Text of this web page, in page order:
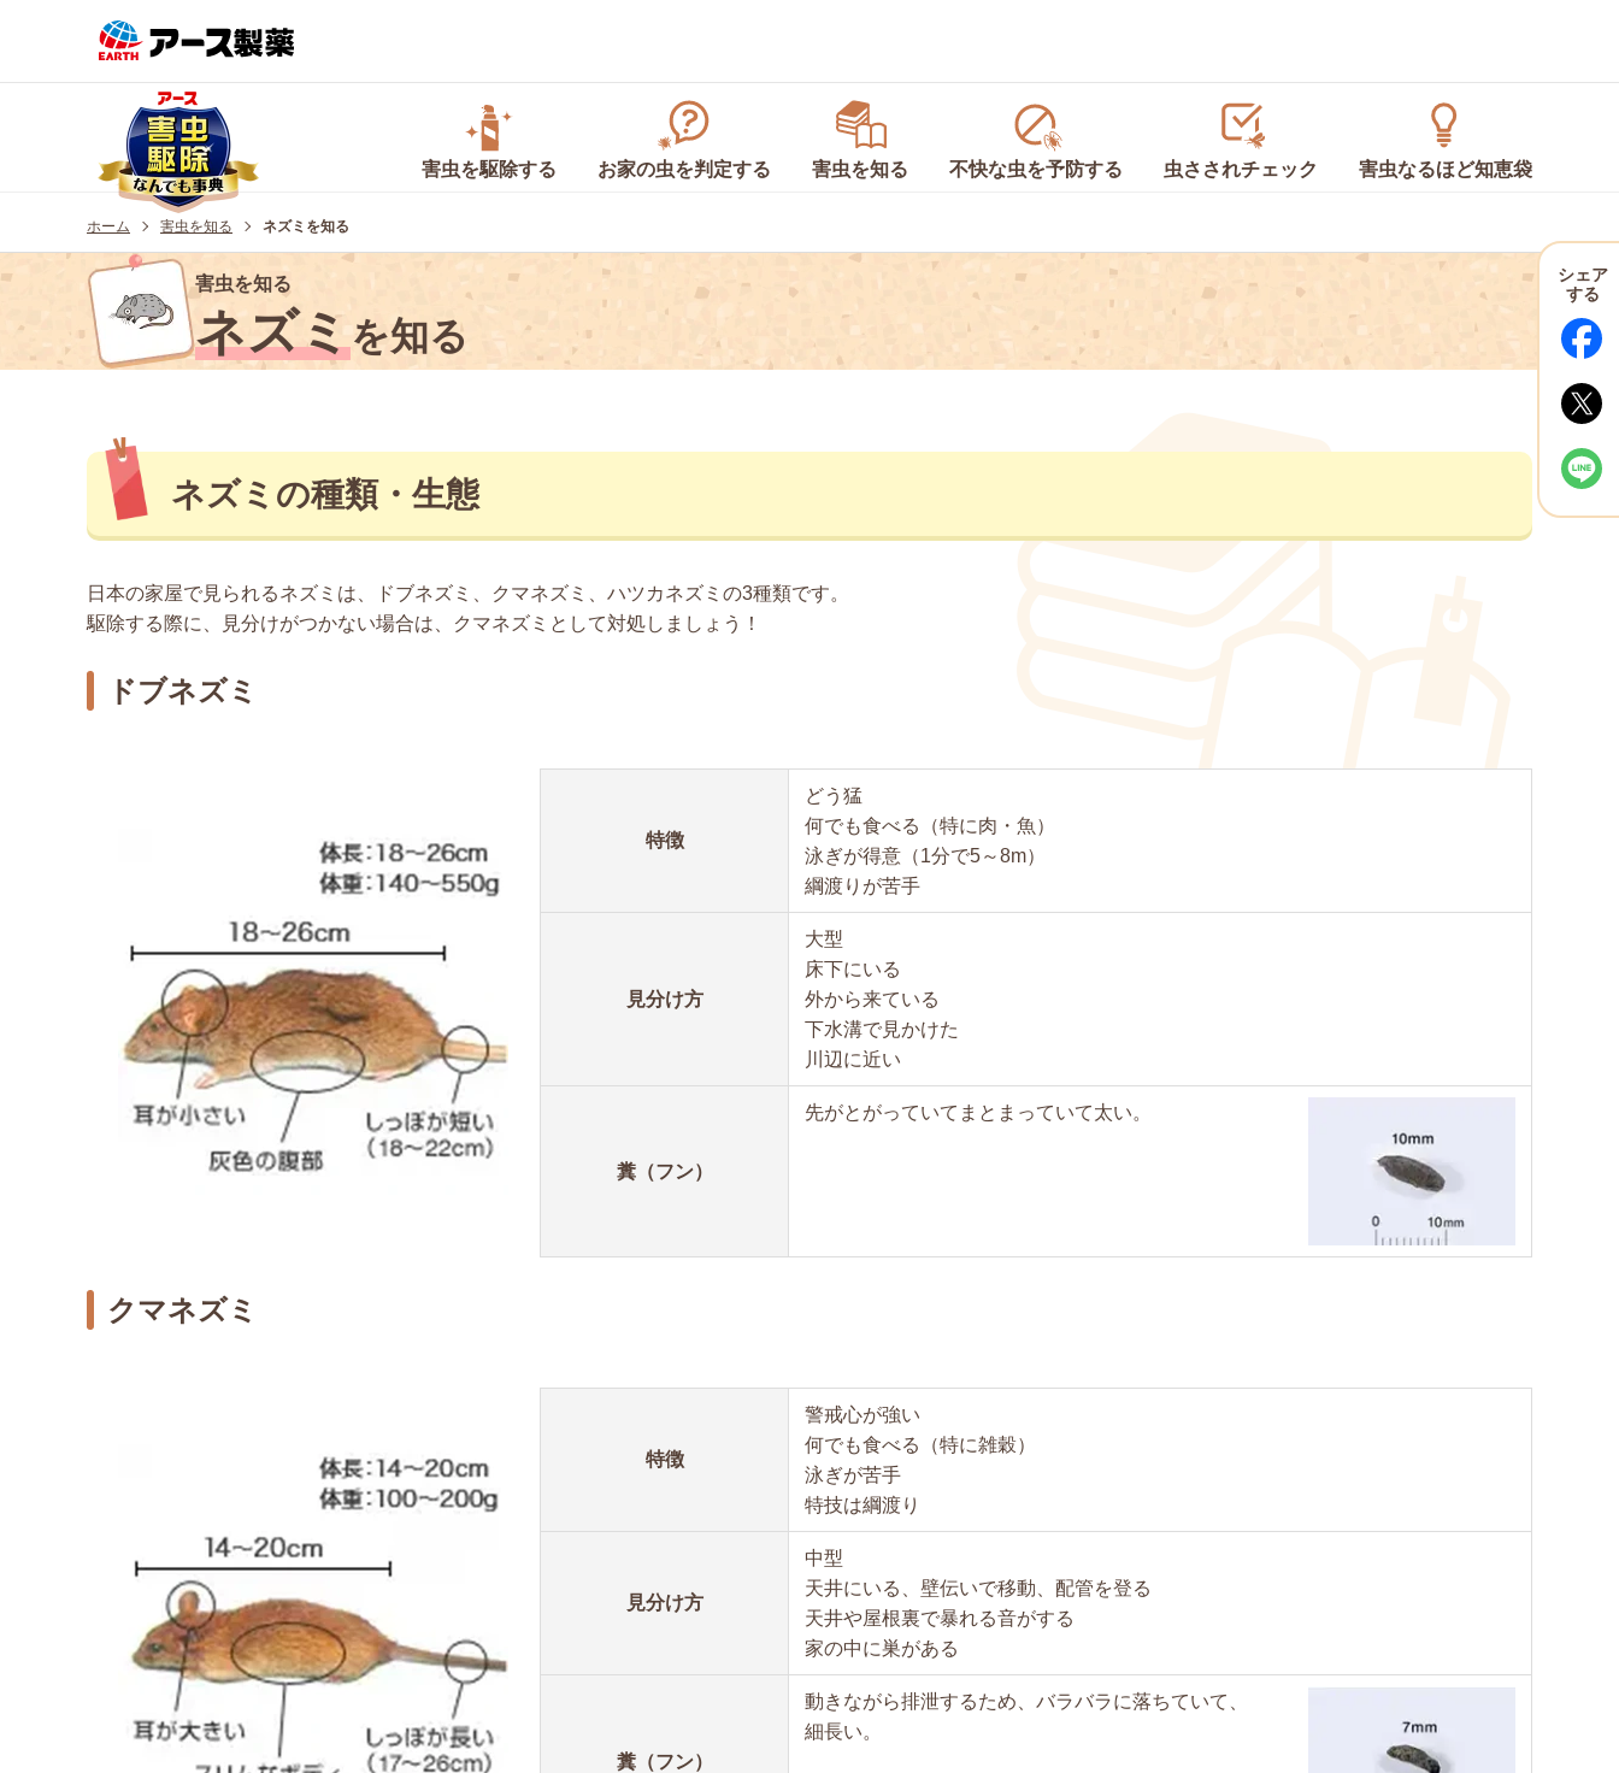
害虫を駆除する お家の虫を判定する 害虫を知る 不快な虫を予防する 虫さされチェック 害虫なるほど知恵袋
ホーム 害虫を知る ネズミを知る
害虫を知る
ネズミを知る
ネズミの種類・生態
日本の家屋で見られるネズミは、ドブネズミ、クマネズミ、ハツカネズミの3種類です。
駆除する際に、見分けがつかない場合は、クマネズミとして対処しましょう！
ドブネズミ
特徴
どう猛
何でも食べる（特に肉・魚）
泳ぎが得意（1分で5～8m）
綱渡りが苦手
見分け方
大型
床下にいる
外から来ている
下水溝で見かけた
川辺に近い
糞（フン）
先がとがっていてまとまっていて太い。
クマネズミ
特徴
警戒心が強い
何でも食べる（特に雑穀）
泳ぎが苦手
特技は綱渡り
見分け方
中型
天井にいる、壁伝いで移動、配管を登る
天井や屋根裏で暴れる音がする
家の中に巣がある
糞（フン）
動きながら排泄するため、バラバラに落ちていて、
細長い。
シェア
する